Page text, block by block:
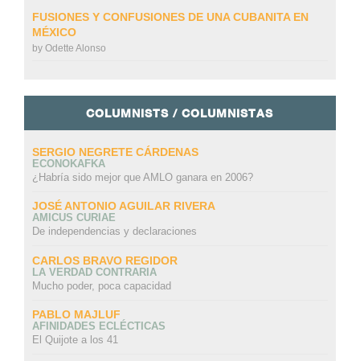
FUSIONES Y CONFUSIONES DE UNA CUBANITA EN
MÉXICO
by Odette Alonso
COLUMNISTS / COLUMNISTAS
SERGIO NEGRETE CÁRDENAS
ECONOKAFKA
¿Habría sido mejor que AMLO ganara en 2006?
JOSÉ ANTONIO AGUILAR RIVERA
AMICUS CURIAE
De independencias y declaraciones
CARLOS BRAVO REGIDOR
LA VERDAD CONTRARIA
Mucho poder, poca capacidad
PABLO MAJLUF
AFINIDADES ECLÉCTICAS
El Quijote a los 41